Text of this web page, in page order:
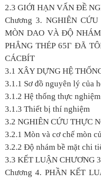
2.3 GIỚI HẠN VẤN ĐỀ
Chương 3. NGHIÊN
MÒN DAO VÀ ĐỘ
PHẲNG THÉP 65Γ ĐÃ
CÁCBÍT
3.1 XÂY DỰNG HỆ
3.1.1 Sơ đồ nguyên lý của
3.1.2 Hệ thống thực nghiệm
3.1.3 Thiết bị thí nghiệm
3.2 NGHIÊN CỨU THỰC
3.2.1 Mòn và cơ chế mòn
3.2.2 Độ nhám bề mặt chi
3.3 KẾT LUẬN CHƯƠNG 3
Chương 4. PHẦN KẾT